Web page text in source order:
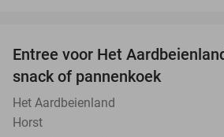
Entree voor Het
snack of pannenkoek
Het Aardbeienland
Horst